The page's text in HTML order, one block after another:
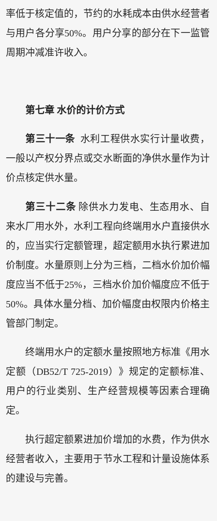
率低于核定值的，节约的水耗成本由供水经营者
与用户各分享50%。用户分享的部分在下一监管
周期冲减准许收入。
第七章 水价的计价方式
第三十一条 水利工程供水实行计量收费，
一般以产权分界点或交水断面的净供水量作为计
价点核定供水量。
第三十二条除供水力发电、生态用水、自
来水厂用水外，水利工程向终端用水户直接供水
的，应当实行定额管理，超定额用水执行累进加
价制度。水量原则上分为三档，二档水价加价幅
度应当不低于25%，三档水价加价幅度应不低于
50%。具体水量分档、加价幅度由权限内价格主
管部门制定。
终端用水户的定额水量按照地方标准《用水
定额（DB52/T 725-2019）》规定的定额标准、
用户的行业类别、生产经营规模等因素合理确
定。
执行超定额累进加价增加的水费，作为供水
经营者收入，主要用于节水工程和计量设施体系
的建设与完善。